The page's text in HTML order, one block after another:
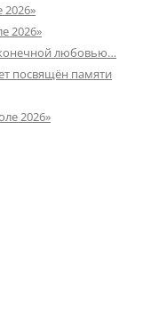
2026»
2026»
любовью…
посвящён памяти
2026»